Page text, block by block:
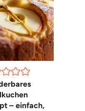
– einfach,